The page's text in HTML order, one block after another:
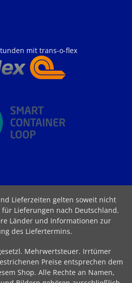
mit trans-o-flex
Lieferzeiten gelten soweit nicht
Lieferungen nach Deutschland.
Länder und Informationen zur
des Liefertermins.
Mehrwertsteuer. Irrtümer
Preise entsprechen dem
Shop. Alle Rechte an Namen,